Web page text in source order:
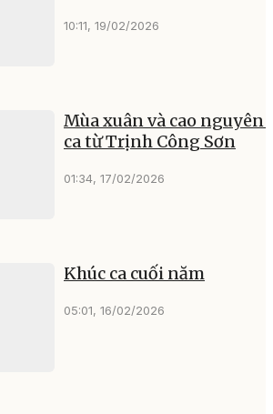
10:11, 19/02/2026
Mùa xuân và cao nguyên
ca từ Trịnh Công Sơn
01:34, 17/02/2026
Khúc ca cuối năm
05:01, 16/02/2026